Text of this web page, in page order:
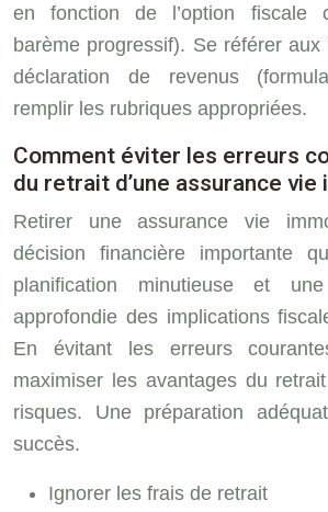
en fonction de l’option fiscale
barème progressif). Se référer
déclaration de revenus
remplir les rubriques appropriées.
Comment éviter les erreurs
du retrait d’une assurance vie
Retirer une assurance vie
décision financière importante
planification minutieuse et une
approfondie des implications
En évitant les erreurs
maximiser les avantages du
risques. Une préparation
succès.
Ignorer les frais de retrait